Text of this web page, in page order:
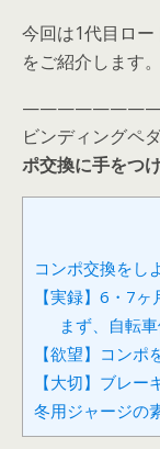
今回は1代目ロ
をご紹介します。
——————————
ビンディングペ
ポ交換に手をつけ
コンポ交換をし
【実録】6・7
まず、自転
【欲望】コンポ
【大切】ブレー
冬用ジャージの